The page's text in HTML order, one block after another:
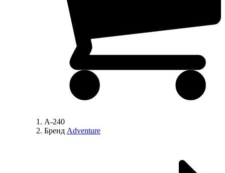
A-240
Бренд Adventure